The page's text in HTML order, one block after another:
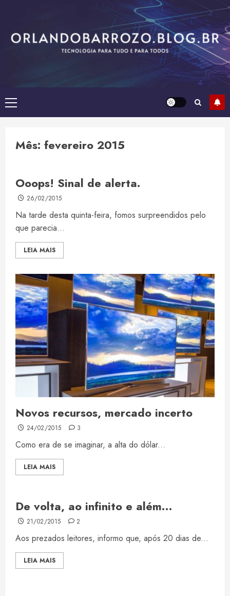
content
Primary
Menu
Mês: fevereiro 2015
Ooops! Sinal de alerta.
26/02/2015
Na tarde desta quinta-feira, fomos surpreendidos pelo
que parecia...
LEIA MAIS
Novos recursos, mercado incerto
24/02/2015 3
Como era de se imaginar, a alta do dólar...
LEIA MAIS
De volta, ao infinito e além…
21/02/2015 2
Aos prezados leitores, informo que, após 20 dias de...
LEIA MAIS